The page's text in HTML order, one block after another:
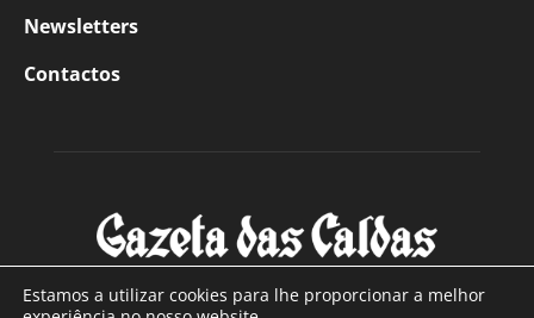
Newsletters
Contactos
Estamos a utilizar cookies para lhe proporcionar a melhor